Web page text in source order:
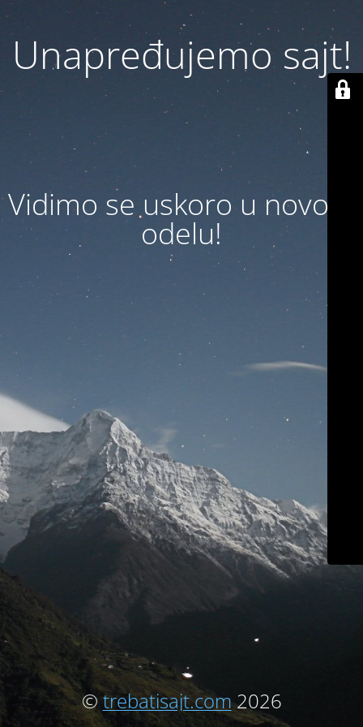
Unapređujemo sajt!
Vidimo se uskoro u novom
odelu!
©trebatisajt.com2026